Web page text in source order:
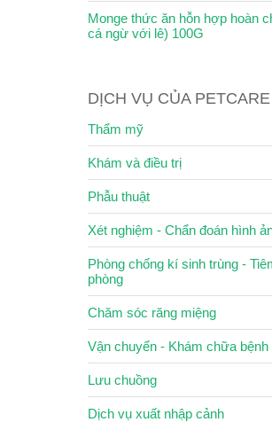
Monge thức ăn hỗn hợp hoàn
cá ngừ với lê) 100G
DỊCH VỤ CỦA PETCARE
Thẩm mỹ
Khám và điều trị
Phẫu thuật
Xét nghiệm - Chẩn đoán hình
Phòng chống kí sinh trùng -
phòng
Chăm sóc răng miệng
Vận chuyển - Khám chữa bệnh
Lưu chuồng
Dịch vụ xuất nhập cảnh